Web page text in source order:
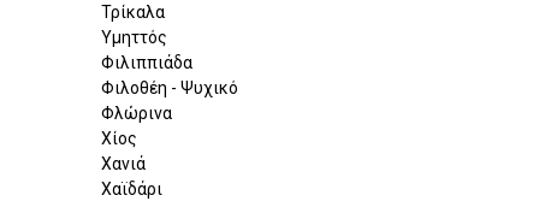
Τρίκαλα
Υμηττός
Φιλιππιάδα
Φιλοθέη - Ψυχικό
Φλώρινα
Χίος
Χανιά
Χαϊδάρι